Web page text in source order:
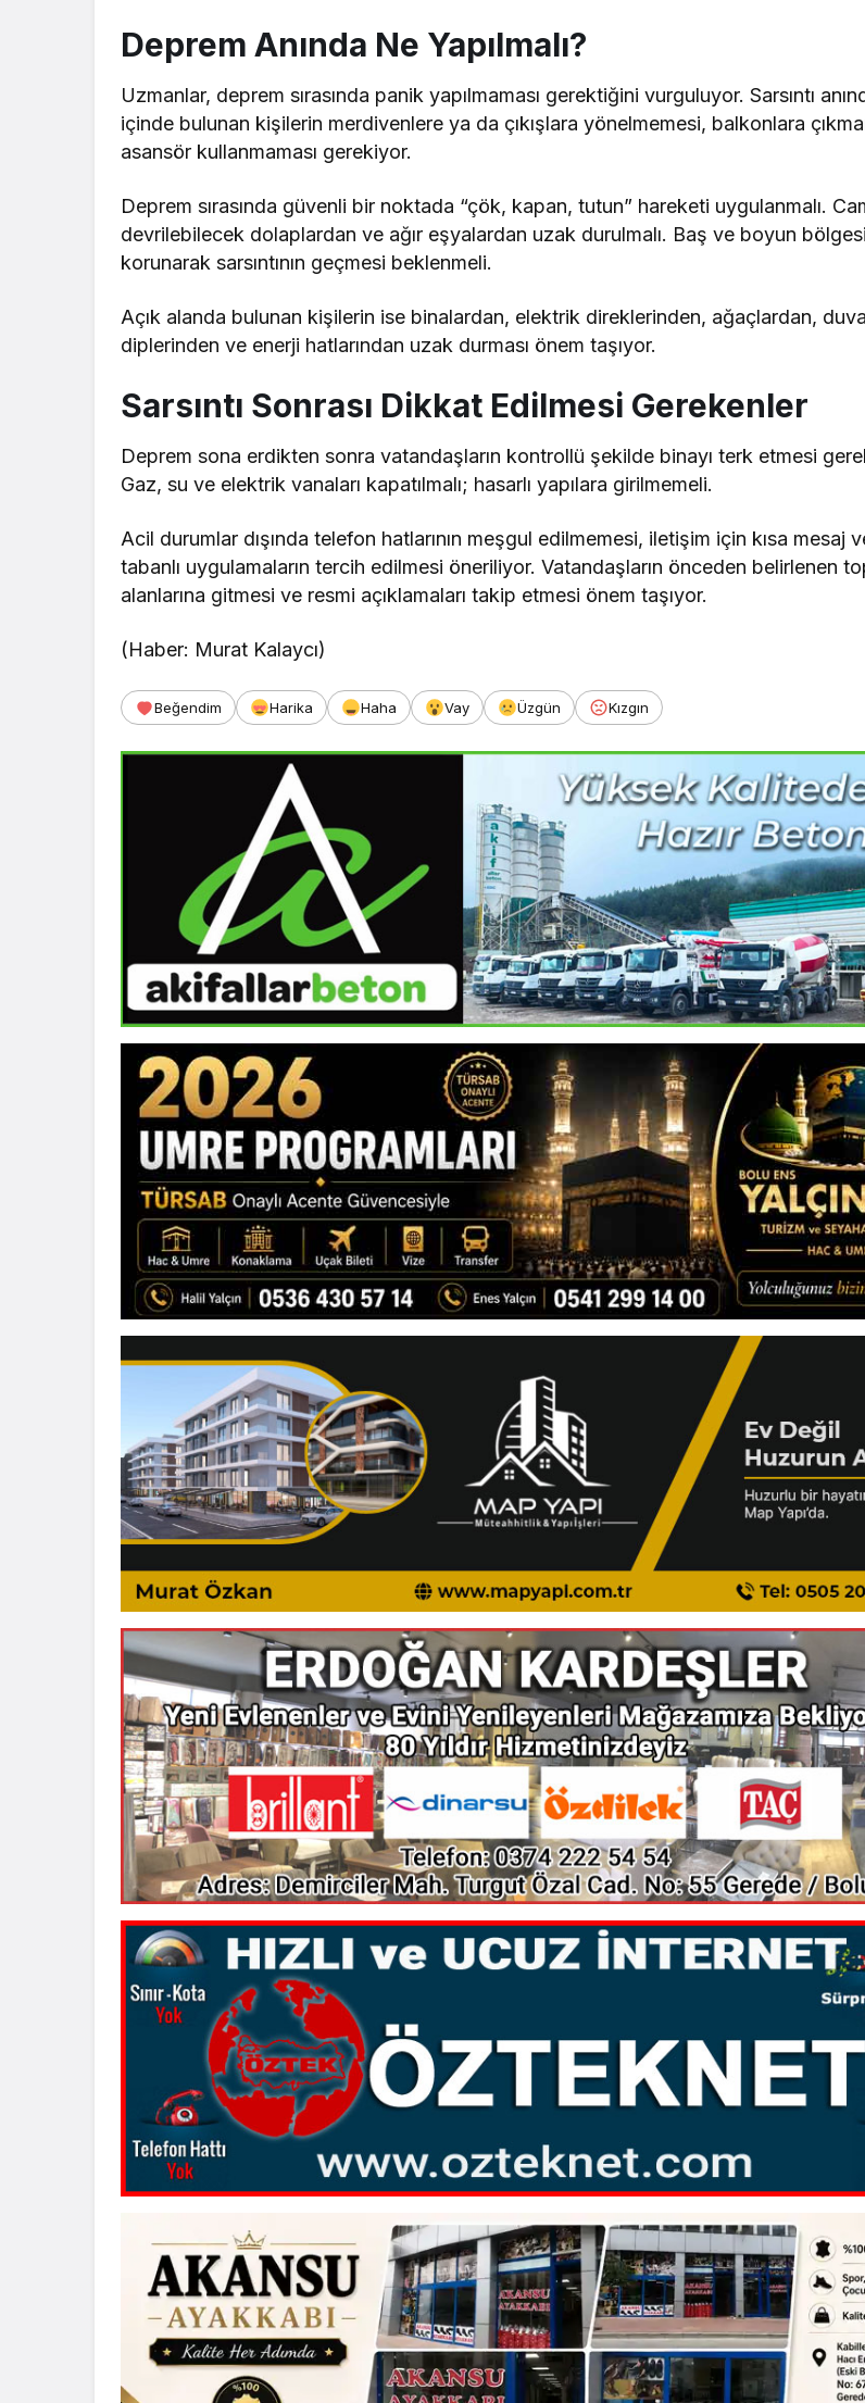
Deprem Anında Ne Yapılmalı?
Uzmanlar, deprem sırasında panik yapılmaması gerektiğini vurguluyor. Sarsıntı
içinde bulunan kişilerin merdivenlere ya da çıkışlara yönelmemesi, balkonlara
asansör kullanmaması gerekiyor.
Deprem sırasında güvenli bir noktada “çök, kapan, tutun” hareketi uygulanmalı.
devrilebilecek dolaplardan ve ağır eşyalardan uzak durulmalı. Baş ve boyun bölgesi
korunarak sarsıntının geçmesi beklenmeli.
Açık alanda bulunan kişilerin ise binalardan, elektrik direklerinden, ağaçlardan,
diplerinden ve enerji hatlarından uzak durması önem taşıyor.
Sarsıntı Sonrası Dikkat Edilmesi Gerekenler
Deprem sona erdikten sonra vatandaşların kontrollü şekilde binayı terk etmesi
Gaz, su ve elektrik vanaları kapatılmalı; hasarlı yapılara girilmemeli.
Acil durumlar dışında telefon hatlarının meşgul edilmemesi, iletişim için kısa mesaj
tabanlı uygulamaların tercih edilmesi öneriliyor. Vatandaşların önceden belirlenen
alanlarına gitmesi ve resmi açıklamaları takip etmesi önem taşıyor.
(Haber: Murat Kalaycı)
Beğendim Harika Haha Vay Üzgün Kızgın